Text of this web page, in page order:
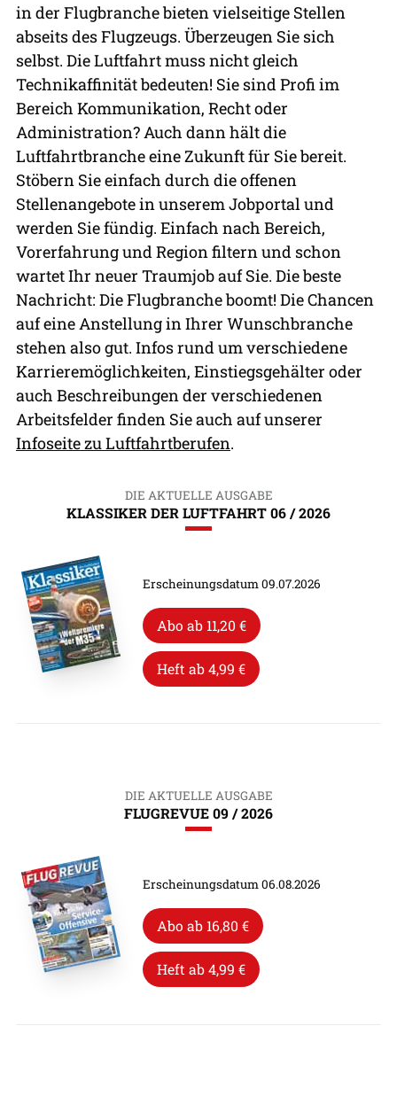
in der Flugbranche bieten vielseitige Stellen
abseits des Flugzeugs. Überzeugen Sie sich
selbst. Die Luftfahrt muss nicht gleich
Technikaffinität bedeuten! Sie sind Profi im
Bereich Kommunikation, Recht oder
Administration? Auch dann hält die
Luftfahrtbranche eine Zukunft für Sie bereit.
Stöbern Sie einfach durch die offenen
Stellenangebote in unserem Jobportal und
werden Sie fündig. Einfach nach Bereich,
Vorerfahrung und Region filtern und schon
wartet Ihr neuer Traumjob auf Sie. Die beste
Nachricht: Die Flugbranche boomt! Die Chancen
auf eine Anstellung in Ihrer Wunschbranche
stehen also gut. Infos rund um verschiedene
Karrieremöglichkeiten, Einstiegsgehälter oder
auch Beschreibungen der verschiedenen
Arbeitsfelder finden Sie auch auf unserer
Infoseite zu Luftfahrtberufen.
DIE AKTUELLE AUSGABE
KLASSIKER DER LUFTFAHRT 06 / 2026
Erscheinungsdatum 09.07.2026
Abo ab 11,20 €
Heft ab 4,99 €
DIE AKTUELLE AUSGABE
FLUGREVUE 09 / 2026
Erscheinungsdatum 06.08.2026
Abo ab 16,80 €
Heft ab 4,99 €